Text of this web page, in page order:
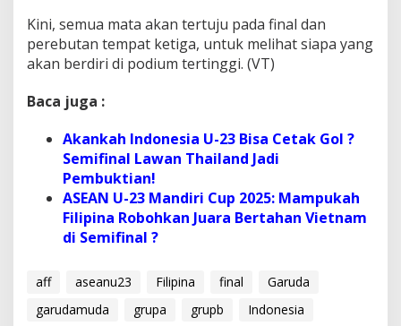
Kini, semua mata akan tertuju pada final dan
perebutan tempat ketiga, untuk melihat siapa yang
akan berdiri di podium tertinggi. (VT)
Baca juga :
Akankah Indonesia U-23 Bisa Cetak Gol ?
Semifinal Lawan Thailand Jadi
Pembuktian!
ASEAN U-23 Mandiri Cup 2025: Mampukah
Filipina Robohkan Juara Bertahan Vietnam
di Semifinal ?
aff aseanu23 Filipina final
Garuda
garudamuda
grupa grupb
Indonesia